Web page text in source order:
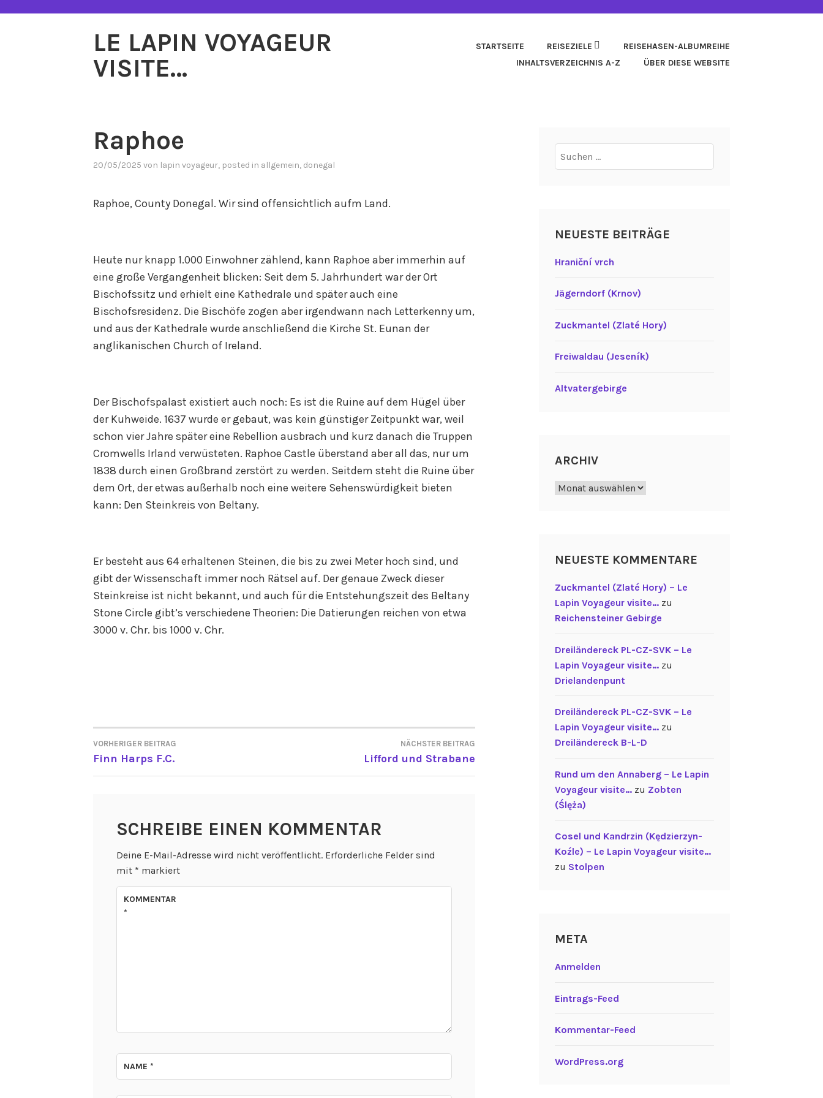
LE LAPIN VOYAGEUR
VISITE…
STARTSEITE REISEZIELE
REISEHASEN-ALBUMREIHE
INHALTSVERZEICHNIS A-Z
ÜBER DIESE WEBSITE
Raphoe
20/05/2025 von lapin voyageur, posted in allgemein, donegal
Raphoe, County Donegal. Wir sind offensichtlich aufm Land.
Heute nur knapp 1.000 Einwohner zählend, kann Raphoe aber immerhin auf
eine große Vergangenheit blicken: Seit dem 5. Jahrhundert war der Ort
Bischofssitz und erhielt eine Kathedrale und später auch eine
Bischofsresidenz. Die Bischöfe zogen aber irgendwann nach Letterkenny um,
und aus der Kathedrale wurde anschließend die Kirche St. Eunan der
anglikanischen Church of Ireland.
Der Bischofspalast existiert auch noch: Es ist die Ruine auf dem Hügel über
der Kuhweide. 1637 wurde er gebaut, was kein günstiger Zeitpunkt war, weil
schon vier Jahre später eine Rebellion ausbrach und kurz danach die Truppen
Cromwells Irland verwüsteten. Raphoe Castle überstand aber all das, nur um
1838 durch einen Großbrand zerstört zu werden. Seitdem steht die Ruine über
dem Ort, der etwas außerhalb noch eine weitere Sehenswürdigkeit bieten
kann: Den Steinkreis von Beltany.
Er besteht aus 64 erhaltenen Steinen, die bis zu zwei Meter hoch sind, und
gibt der Wissenschaft immer noch Rätsel auf. Der genaue Zweck dieser
Steinkreise ist nicht bekannt, und auch für die Entstehungszeit des Beltany
Stone Circle gibt’s verschiedene Theorien: Die Datierungen reichen von etwa
3000 v. Chr. bis 1000 v. Chr.
BEITRAGSNAVIGATION
VORHERIGER BEITRAG
Finn Harps F.C.
NÄCHSTER BEITRAG
Lifford und Strabane
SCHREIBE EINEN KOMMENTAR
Deine E-Mail-Adresse wird nicht veröffentlicht. Erforderliche Felder sind
mit * markiert
KOMMENTAR
*
NAME *
Suchen
nach:
NEUESTE BEITRÄGE
Hraniční vrch
Jägerndorf (Krnov)
Zuckmantel (Zlaté Hory)
Freiwaldau (Jeseník)
Altvatergebirge
ARCHIV
Archiv
NEUESTE KOMMENTARE
Zuckmantel (Zlaté Hory) – Le
Lapin Voyageur visite…zu
Reichensteiner Gebirge
Dreiländereck PL-CZ-SVK – Le
Lapin Voyageur visite…zu
Drielandenpunt
Dreiländereck PL-CZ-SVK – Le
Lapin Voyageur visite…zu
Dreiländereck B-L-D
Rund um den Annaberg – Le Lapin
Voyageur visite…zu Zobten
(Ślęża)
Cosel und Kandrzin (Kędzierzyn-
Koźle) – Le Lapin Voyageur visite…
zu Stolpen
META
Anmelden
Eintrags-Feed
Kommentar-Feed
WordPress.org